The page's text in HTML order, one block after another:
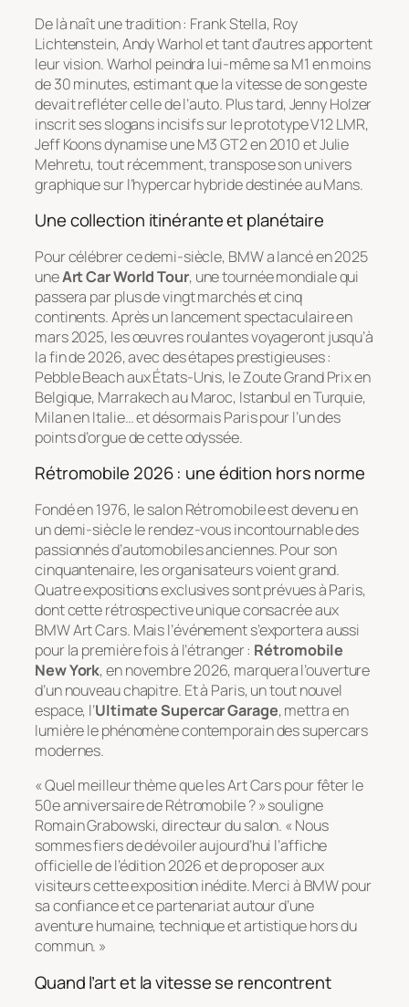
De là naît une tradition : Frank Stella, Roy
Lichtenstein, Andy Warhol et tant d’autres apportent
leur vision. Warhol peindra lui-même sa M1 en moins
de 30 minutes, estimant que la vitesse de son geste
devait refléter celle de l’auto. Plus tard, Jenny Holzer
inscrit ses slogans incisifs sur le prototype V12 LMR,
Jeff Koons dynamise une M3 GT2 en 2010 et Julie
Mehretu, tout récemment, transpose son univers
graphique sur l’hypercar hybride destinée au Mans.
Une collection itinérante et planétaire
Pour célébrer ce demi-siècle, BMW a lancé en 2025
uneArt Car World Tour, une tournée mondiale qui
passera par plus de vingt marchés et cinq
continents. Après un lancement spectaculaire en
mars 2025, les œuvres roulantes voyageront jusqu’à
la fin de 2026, avec des étapes prestigieuses :
Pebble Beach aux États-Unis, le Zoute Grand Prix en
Belgique, Marrakech au Maroc, Istanbul en Turquie,
Milan en Italie… et désormais Paris pour l’un des
points d’orgue de cette odyssée.
Rétromobile 2026 : une édition hors norme
Fondé en 1976, le salon Rétromobile est devenu en
un demi-siècle le rendez-vous incontournable des
passionnés d’automobiles anciennes. Pour son
cinquantenaire, les organisateurs voient grand.
Quatre expositions exclusives sont prévues à Paris,
dont cette rétrospective unique consacrée aux
BMW Art Cars. Mais l’événement s’exportera aussi
pour la première fois à l’étranger : Rétromobile
New York, en novembre 2026, marquera l’ouverture
d’un nouveau chapitre. Et à Paris, un tout nouvel
espace, l’Ultimate Supercar Garage, mettra en
lumière le phénomène contemporain des supercars
modernes.
« Quel meilleur thème que les Art Cars pour fêter le
50e anniversaire de Rétromobile ? » souligne
Romain Grabowski, directeur du salon. « Nous
sommes fiers de dévoiler aujourd’hui l’affiche
officielle de l’édition 2026 et de proposer aux
visiteurs cette exposition inédite. Merci à BMW pour
sa confiance et ce partenariat autour d’une
aventure humaine, technique et artistique hors du
commun. »
Quand l’art et la vitesse se rencontrent